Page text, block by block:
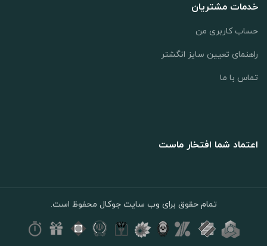
خدمات مشتریان
حساب کاربری من
راهنمای تعیین سایز انگشتر
تماس با ما
اعتماد شما افتخار ماست
تمام حقوق برای وب سایت جوکال محفوظ است.